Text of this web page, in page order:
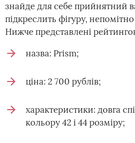
знайде для себе прийнятний
підкреслить фігуру,
Нижче представлені
назва: Prism;
ціна: 2 700 рублів;
характеристики: довга
кольору 42 і 44 розміру;